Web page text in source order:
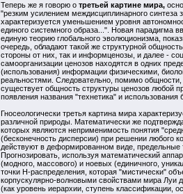
Теперь же я говорю о третьей картине мира,
"резким усилением междисциплинарного
характеризуется уменьшением уровня
единого системного образа...". Новая парадигма
единую теорию глобального эволюционизма,
очередь, обладают такой же структурной
стороны от них, так и информценозы, и далее -
самоорганизации ценозов находятся в одних
(использования) информации физическими,
реальностями. Следовательно, помимо
существует общность структуры ценозов любой
появления названия "технетика" и
Гносеологически третья картина мира
различной природы. Математически же
которых являются неприменимость понятия
(бесконечность дисперсии) при решении любого
действуют в деформированном виде, предельные
Прогнозировать, используя математический
(модного, массового) и ноевых (единичного,
точки Н-распределения, которая "мистически"
корпускулярно-волновыми свойствами мира Луи
(как уровень иерархии, ступень классификации,